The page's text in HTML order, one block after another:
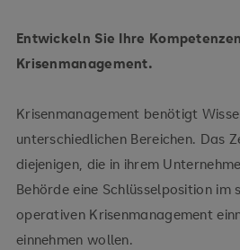
Entwickeln Sie Ihre
Krisenmanagement.
Krisenmanagement benötigt
unterschiedlichen Bereichen. Das
diejenigen, die in ihrem
Behörde eine Schlüsselposition im
operativen Krisenmanagement
einnehmen wollen.